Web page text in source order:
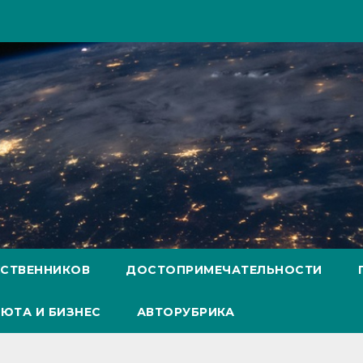
ДОСТОПРИМЕЧАТЕЛЬНОСТИ
И БИЗНЕС АВТОРУБРИКА